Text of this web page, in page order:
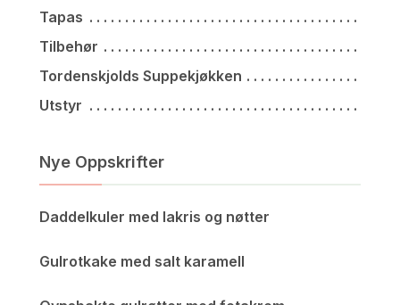
Tapas
Tilbehør
Tordenskjolds Suppekjøkken
Utstyr
Nye Oppskrifter
Daddelkuler med lakris og nøtter
Gulrotkake med salt karamell